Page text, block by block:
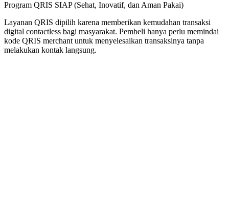
Program QRIS SIAP(Sehat, Inovatif, dan Aman Pakai)
Layanan QRIS dipilih karena memberikan kemudahan transaksi
digital contactless bagi masyarakat. Pembeli hanya perlu memindai
kode QRIS merchant untuk menyelesaikan transaksinya tanpa
melakukan kontak langsung.